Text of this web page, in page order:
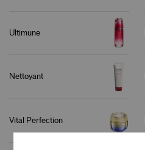
Ultimune
Nettoyant
Vital Perfection